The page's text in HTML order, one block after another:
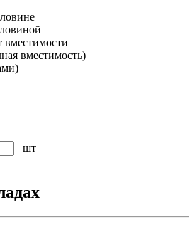
вместимость)
шт